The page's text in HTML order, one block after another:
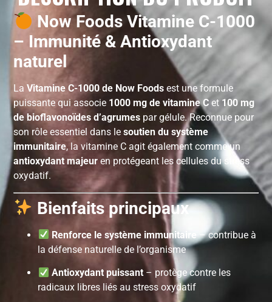
Now Foods Vitamine C-1000
– Immunité & Antioxydant
naturel
LaVitamine C-1000 de Now Foods est une formule
puissante qui associe 1000 mg de vitamine C et 100 mg
de bioflavonoïdes d’agrumes par gélule. Reconnue pour
son rôle essentiel dans lesoutien du système
immunitaire, la vitamine C agit également comme un
antioxydant majeur en protégeant les cellules du stress
oxydatif.
Bienfaits principaux
Renforce le système immunitaire– contribue à
la défense naturelle de l’organisme
Antioxydant puissant– protège contre les
radicaux libres liés au stress oxydatif